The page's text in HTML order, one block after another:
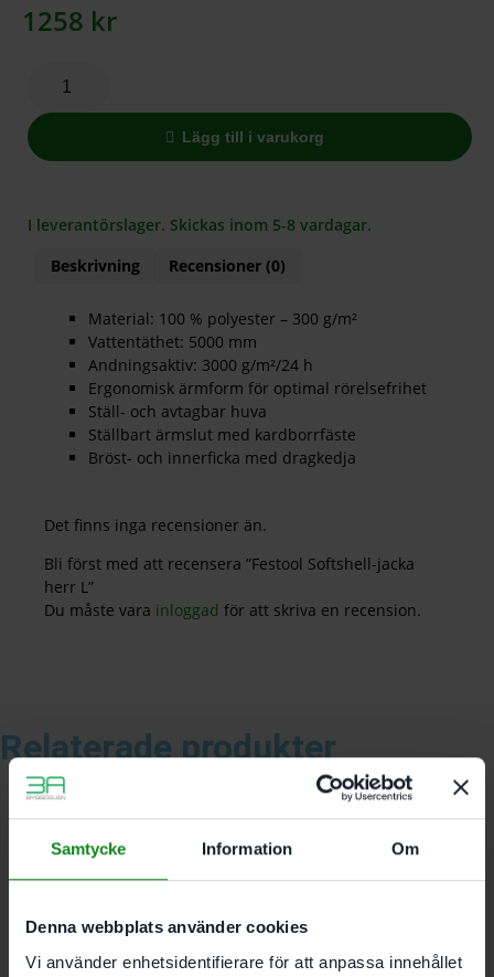
Samtycke Information Om
Denna webbplats använder cookies
Vi använder enhetsidentifierare för att anpassa innehållet
1258 kr
Lägg till i varukorg
I leverantörslager. Skickas inom 5-8 vardagar.
Beskrivning
Recensioner (0)
Material: 100 % polyester – 300 g/m²
Vattentäthet: 5000 mm
Andningsaktiv: 3000 g/m²/24 h
Ergonomisk ärmform för optimal rörelsefrihet
Ställ- och avtagbar huva
Ställbart ärmslut med kardborrfäste
Bröst- och innerficka med dragkedja
Det finns inga recensioner än.
Bli först med att recensera ”Festool Softshell-jacka
herr L”
Du måste vara inloggad för att skriva en recension.
Relaterade produkter
Festool Softshell-jacka
herr M